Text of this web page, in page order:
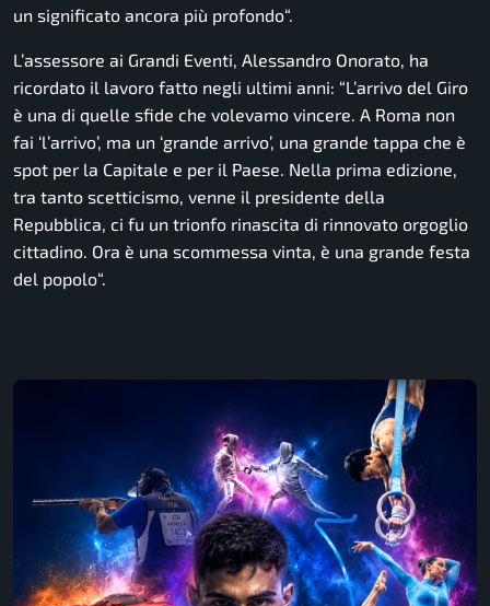
un significato ancora più profondo“.
L’assessore ai Grandi Eventi, Alessandro Onorato, ha
ricordato il lavoro fatto negli ultimi anni: “L’arrivo del Giro
è una di quelle sfide che volevamo vincere. A Roma non
fai ‘l’arrivo’, ma un ‘grande arrivo’, una grande tappa che è
spot per la Capitale e per il Paese. Nella prima edizione,
tra tanto scetticismo, venne il presidente della
Repubblica, ci fu un trionfo rinascita di rinnovato orgoglio
cittadino. Ora è una scommessa vinta, è una grande festa
del popolo“.